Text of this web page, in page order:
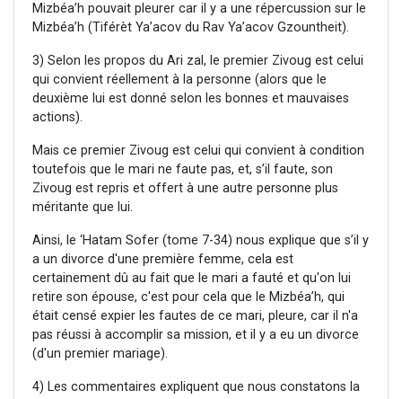
Mizbéa’h pouvait pleurer car il y a une répercussion sur le
Mizbéa’h (Tiférèt Ya’acov du Rav Ya’acov Gzountheit).
3) Selon les propos du Ari zal, le premier Zivoug est celui
qui convient réellement à la personne (alors que le
deuxième lui est donné selon les bonnes et mauvaises
actions).
Mais ce premier Zivoug est celui qui convient à condition
toutefois que le mari ne faute pas, et, s’il faute, son
Zivoug est repris et offert à une autre personne plus
méritante que lui.
Ainsi, le ‘Hatam Sofer (tome 7-34) nous explique que s’il y
a un divorce d'une première femme, cela est
certainement dû au fait que le mari a fauté et qu'on lui
retire son épouse, c'est pour cela que le Mizbéa’h, qui
était censé expier les fautes de ce mari, pleure, car il n'a
pas réussi à accomplir sa mission, et il y a eu un divorce
(d'un premier mariage).
4) Les commentaires expliquent que nous constatons la